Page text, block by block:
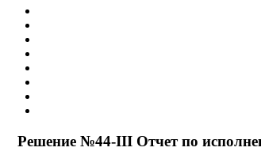
Решение №44-III Отчет по